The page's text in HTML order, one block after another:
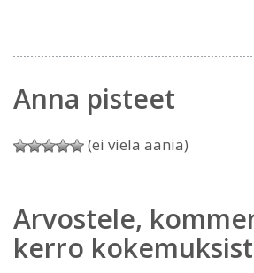
Anna pisteet
(ei vielä ääniä)
Arvostele,
kerro